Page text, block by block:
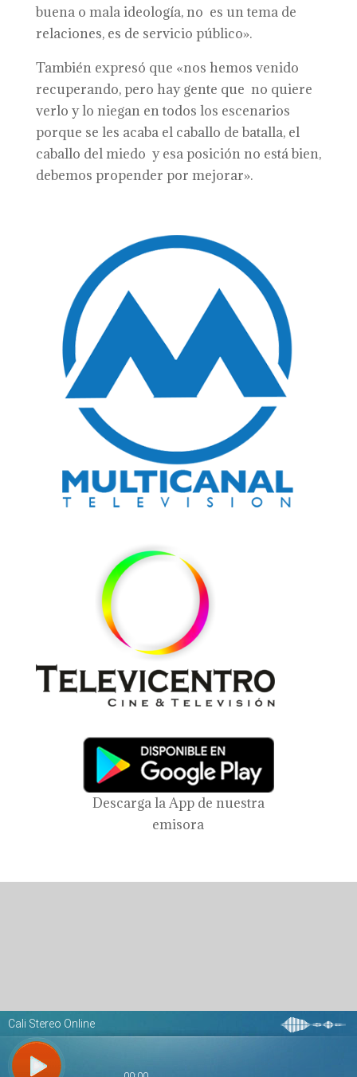
buena o mala ideología, no es un tema de
relaciones, es de servicio público».
También expresó que «nos hemos venido
recuperando, pero hay gente que no quiere
verlo y lo niegan en todos los escenarios
porque se les acaba el caballo de batalla, el
caballo del miedo y esa posición no está bien,
debemos propender por mejorar».
Descarga la App de nuestra
emisora